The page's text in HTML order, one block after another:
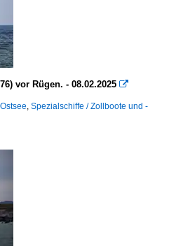
vor Rügen. - 08.02.2025 
, Spezialschiffe / Zollboote und -